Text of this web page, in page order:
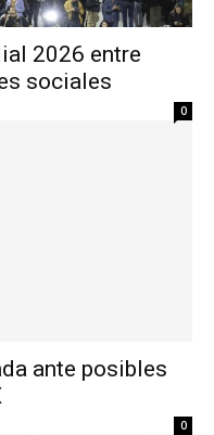
2026 entre
sociales
0
ante posibles
0